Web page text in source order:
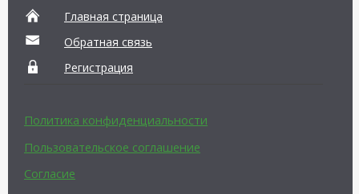
Главная страница
Обратная связь
Регистрация
Политика конфиденциальности
Пользовательское соглашение
Согласие